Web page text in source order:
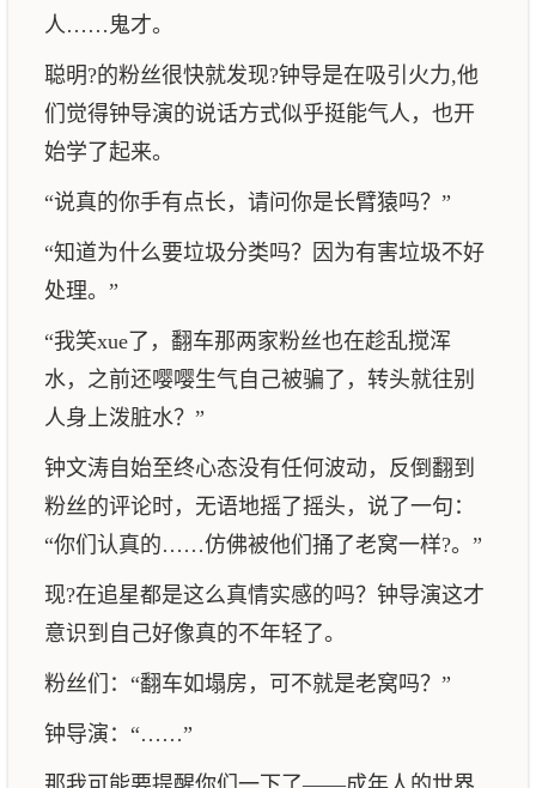
人……鬼才。
聪明?的粉丝很快就发现?钟导是在吸引火力,他
们觉得钟导演的说话方式似乎挺能气人，也开
始学了起来。
“说真的你手有点长，请问你是长臂猿吗？”
“知道为什么要垃圾分类吗？因为有害垃圾不好
处理。”
“我笑xue了，翻车那两家粉丝也在趁乱搅浑
水，之前还嘤嘤生气自己被骗了，转头就往别
人身上泼脏水？”
钟文涛自始至终心态没有任何波动，反倒翻到
粉丝的评论时，无语地摇了摇头，说了一句：
“你们认真的……仿佛被他们捅了老窝一样?。”
现?在追星都是这么真情实感的吗？钟导演这才
意识到自己好像真的不年轻了。
粉丝们：“翻车如塌房，可不就是老窝吗？”
钟导演：“……”